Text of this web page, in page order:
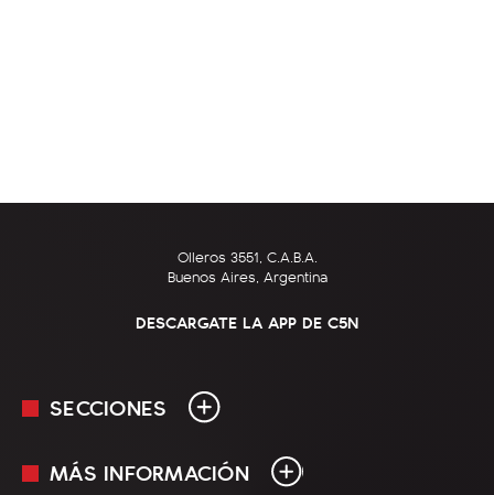
Olleros 3551, C.A.B.A.
Buenos Aires, Argentina
DESCARGATE LA APP DE C5N
SECCIONES
En Vivo
MÁS INFORMACIÓN